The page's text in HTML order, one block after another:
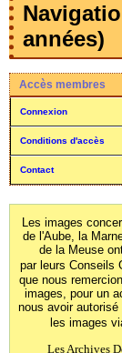
années)
Accès membres
Connexion
Conditions d'accès
Contact
Les images
de l'Aube, la
de la Meuse
par leurs Conseils
que nous
images, pour un
nous avoir
les images
Les Archives